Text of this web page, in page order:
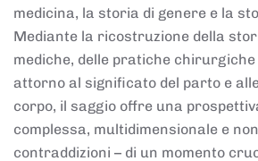
medicina, la storia di genere e la
Mediante la ricostruzione della
mediche, delle pratiche
attorno al significato del parto e
corpo, il saggio offre una
complessa, multidimensionale e
contraddizioni – di un momento